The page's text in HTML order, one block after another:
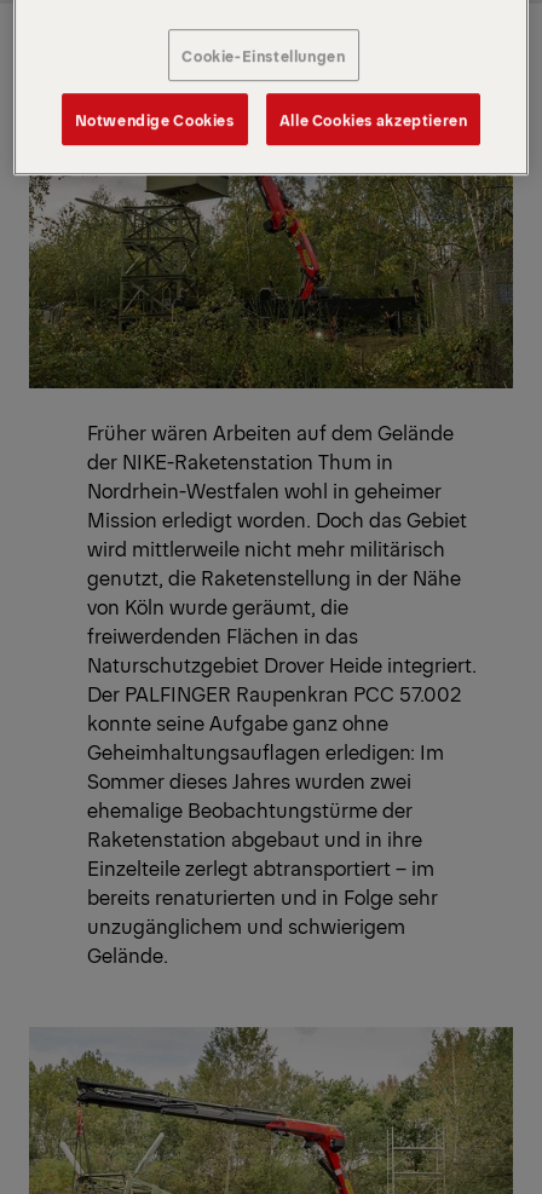
Früher wären Arbeiten auf dem Gelände
der NIKE-Raketenstation Thum in
Nordrhein-Westfalen wohl in geheimer
Mission erledigt worden. Doch das Gebiet
wird mittlerweile nicht mehr militärisch
genutzt, die Raketenstellung in der Nähe
von Köln wurde geräumt, die
freiwerdenden Flächen in das
Naturschutzgebiet Drover Heide integriert.
Der PALFINGER Raupenkran PCC 57.002
konnte seine Aufgabe ganz ohne
Geheimhaltungsauflagen erledigen: Im
Sommer dieses Jahres wurden zwei
ehemalige Beobachtungstürme der
Raketenstation abgebaut und in ihre
Einzelteile zerlegt abtransportiert – im
bereits renaturierten und in Folge sehr
unzugänglichem und schwierigem
Gelände.
Cookie-Einstellungen
Notwendige Cookies Alle Cookies akzeptieren